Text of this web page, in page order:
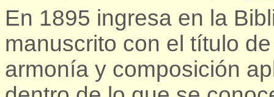
En 1895 ingresa en la
manuscrito con el título
armonía y composición